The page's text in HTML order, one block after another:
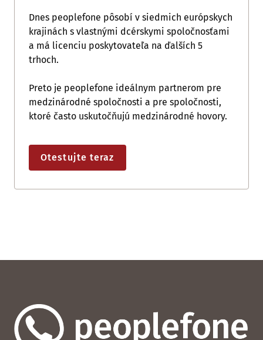
Dnes peoplefone pôsobí v siedmich európskych
krajinách s vlastnými dcérskymi spoločnosťami
a má licenciu poskytovateľa na ďalších 5
trhoch.
Preto je peoplefone ideálnym partnerom pre
medzinárodné spoločnosti a pre spoločnosti,
ktoré často uskutočňujú medzinárodné hovory.
Otestujte teraz